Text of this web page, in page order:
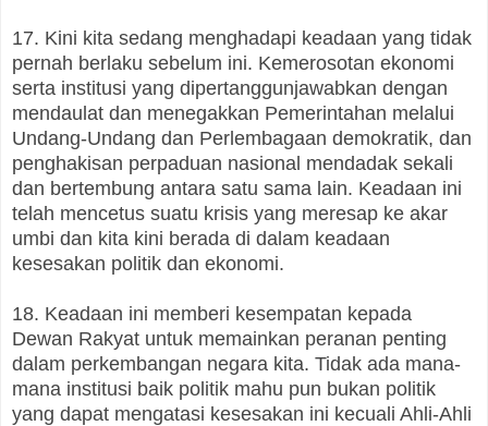
17. Kini kita sedang menghadapi keadaan yang tidak
pernah berlaku sebelum ini. Kemerosotan ekonomi
serta institusi yang dipertanggunjawabkan dengan
mendaulat dan menegakkan Pemerintahan melalui
Undang-Undang dan Perlembagaan demokratik, dan
penghakisan perpaduan nasional mendadak sekali
dan bertembung antara satu sama lain. Keadaan ini
telah mencetus suatu krisis yang meresap ke akar
umbi dan kita kini berada di dalam keadaan
kesesakan politik dan ekonomi.
18. Keadaan ini memberi kesempatan kepada
Dewan Rakyat untuk memainkan peranan penting
dalam perkembangan negara kita. Tidak ada mana-
mana institusi baik politik mahu pun bukan politik
yang dapat mengatasi kesesakan ini kecuali Ahli-Ahli